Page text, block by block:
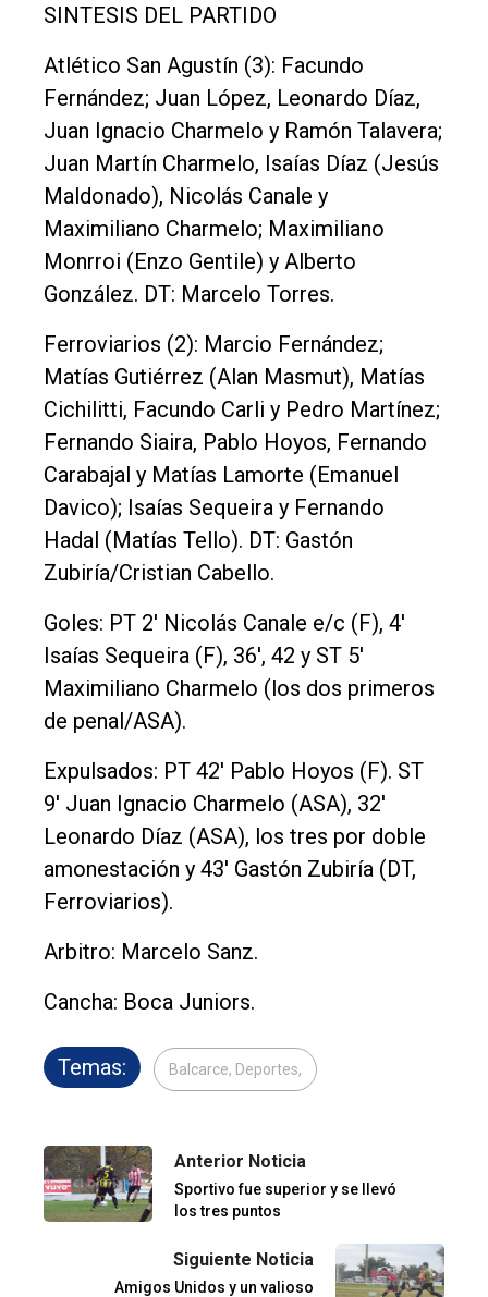
SINTESIS DEL PARTIDO
Atlético San Agustín (3): Facundo
Fernández; Juan López, Leonardo Díaz,
Juan Ignacio Charmelo y Ramón Talavera;
Juan Martín Charmelo, Isaías Díaz (Jesús
Maldonado), Nicolás Canale y
Maximiliano Charmelo; Maximiliano
Monrroi (Enzo Gentile) y Alberto
González. DT: Marcelo Torres.
Ferroviarios (2): Marcio Fernández;
Matías Gutiérrez (Alan Masmut), Matías
Cichilitti, Facundo Carli y Pedro Martínez;
Fernando Siaira, Pablo Hoyos, Fernando
Carabajal y Matías Lamorte (Emanuel
Davico); Isaías Sequeira y Fernando
Hadal (Matías Tello). DT: Gastón
Zubiría/Cristian Cabello.
Goles: PT 2' Nicolás Canale e/c (F), 4'
Isaías Sequeira (F), 36', 42 y ST 5'
Maximiliano Charmelo (los dos primeros
de penal/ASA).
Expulsados: PT 42' Pablo Hoyos (F). ST
9' Juan Ignacio Charmelo (ASA), 32'
Leonardo Díaz (ASA), los tres por doble
amonestación y 43' Gastón Zubiría (DT,
Ferroviarios).
Arbitro: Marcelo Sanz.
Cancha: Boca Juniors.
Temas: Balcarce, Deportes,
Anterior Noticia
Sportivo fue superior y se llevó
los tres puntos
Siguiente Noticia
Amigos Unidos y un valioso